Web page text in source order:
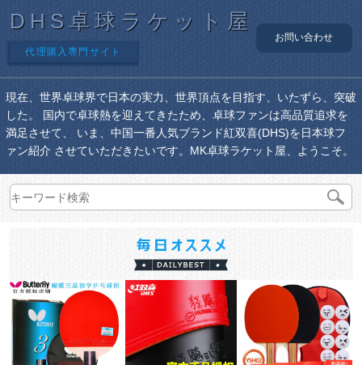
DHS卓球ラケット屋
代理購入専門サイト
お問い合わせ
現在、世界卓球界で日本の実力、世界頂点を目指す、いたずら、突破
した。 国内で卓球熱を迎えてきたため、卓球ファンは高品質追求を
満足させて、 いま、中国一番人気ブランド紅双喜(DHS)を日本球フ
ァン紹介 させていただきたいです。MK卓球ラケット屋、ようこそ。